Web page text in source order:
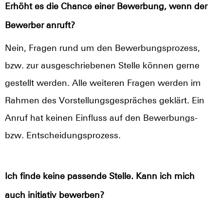
Erhöht es die Chance einer Bewerbung, wenn der
Bewerber anruft?
Nein, Fragen rund um den Bewerbungsprozess,
bzw. zur ausgeschriebenen Stelle können gerne
gestellt werden. Alle weiteren Fragen werden im
Rahmen des Vorstellungsgespräches geklärt. Ein
Anruf hat keinen Einfluss auf den Bewerbungs-
bzw. Entscheidungsprozess.
Ich finde keine passende Stelle. Kann ich mich
auch initiativ bewerben?